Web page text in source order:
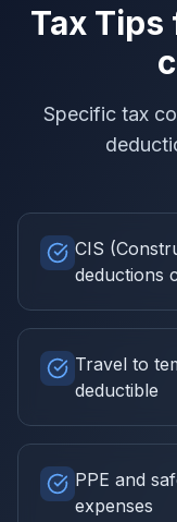
Tax Tips
Specific tax
CIS
deductions
Travel to
deductible
PPE and
expenses